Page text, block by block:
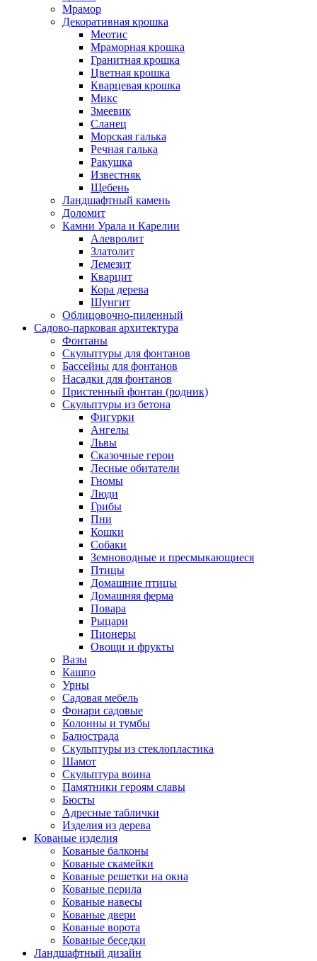
Мрамор
Декоративная крошка
Меотис
Мраморная крошка
Гранитная крошка
Цветная крошка
Кварцевая крошка
Микс
Змеевик
Сланец
Морская галька
Речная галька
Ракушка
Известняк
Щебень
Ландшафтный камень
Доломит
Камни Урала и Карелии
Алевролит
Златолит
Лемезит
Кварцит
Кора дерева
Шунгит
Облицовочно-пиленный
Садово-парковая архитектура
Фонтаны
Скульптуры для фонтанов
Бассейны для фонтанов
Насадки для фонтанов
Пристенный фонтан (родник)
Скульптуры из бетона
Фигурки
Ангелы
Львы
Сказочные герои
Лесные обитатели
Гномы
Люди
Грибы
Пни
Кошки
Собаки
Земноводные и пресмыкающиеся
Птицы
Домашние птицы
Домашняя ферма
Повара
Рыцари
Пионеры
Овощи и фрукты
Вазы
Кашпо
Урны
Садовая мебель
Фонари садовые
Колонны и тумбы
Балюстрада
Скульптуры из стеклопластика
Шамот
Скульптура воина
Памятники героям славы
Бюсты
Адресные таблички
Изделия из дерева
Кованые изделия
Кованые балконы
Кованые скамейки
Кованые решетки на окна
Кованые перила
Кованые навесы
Кованые двери
Кованые ворота
Кованые беседки
Ландшафтный дизайн